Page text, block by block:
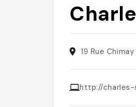
19 Rue
http://charles-